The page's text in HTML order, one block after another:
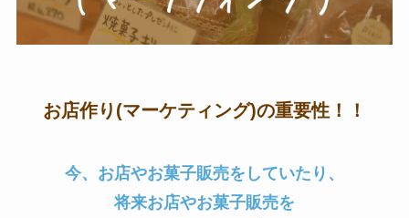
お店作り(マーケティング)の重要性！！
今、お店やお菓子販売をしていたり、
将来お店やお菓子販売を